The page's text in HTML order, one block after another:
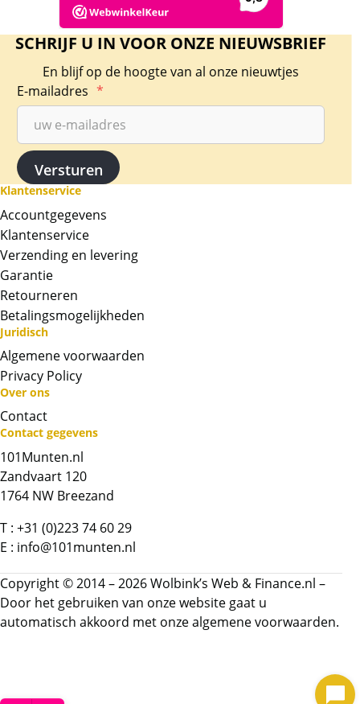
Neem contact op met op!
Chat met ons
Whatsapp ons!
Bel ons
SCHRIJF U IN VOOR ONZE NIEUWSBRIEF
En blijf op de hoogte van al onze nieuwtjes
E-mailadres *
Klantenservice
Accountgegevens
Klantenservice
Verzending en levering
Garantie
Retourneren
Betalingsmogelijkheden
Juridisch
Algemene voorwaarden
Privacy Policy
Over ons
Contact
Contact gegevens
101Munten.nl
Zandvaart 120
1764 NW Breezand
T : +31 (0)223 74 60 29
E : info@101munten.nl
Copyright © 2014 – 2026 Wolbink’s Web & Finance.nl –
Door het gebruiken van onze website gaat u
automatisch akkoord met onzealgemene voorwaarden.